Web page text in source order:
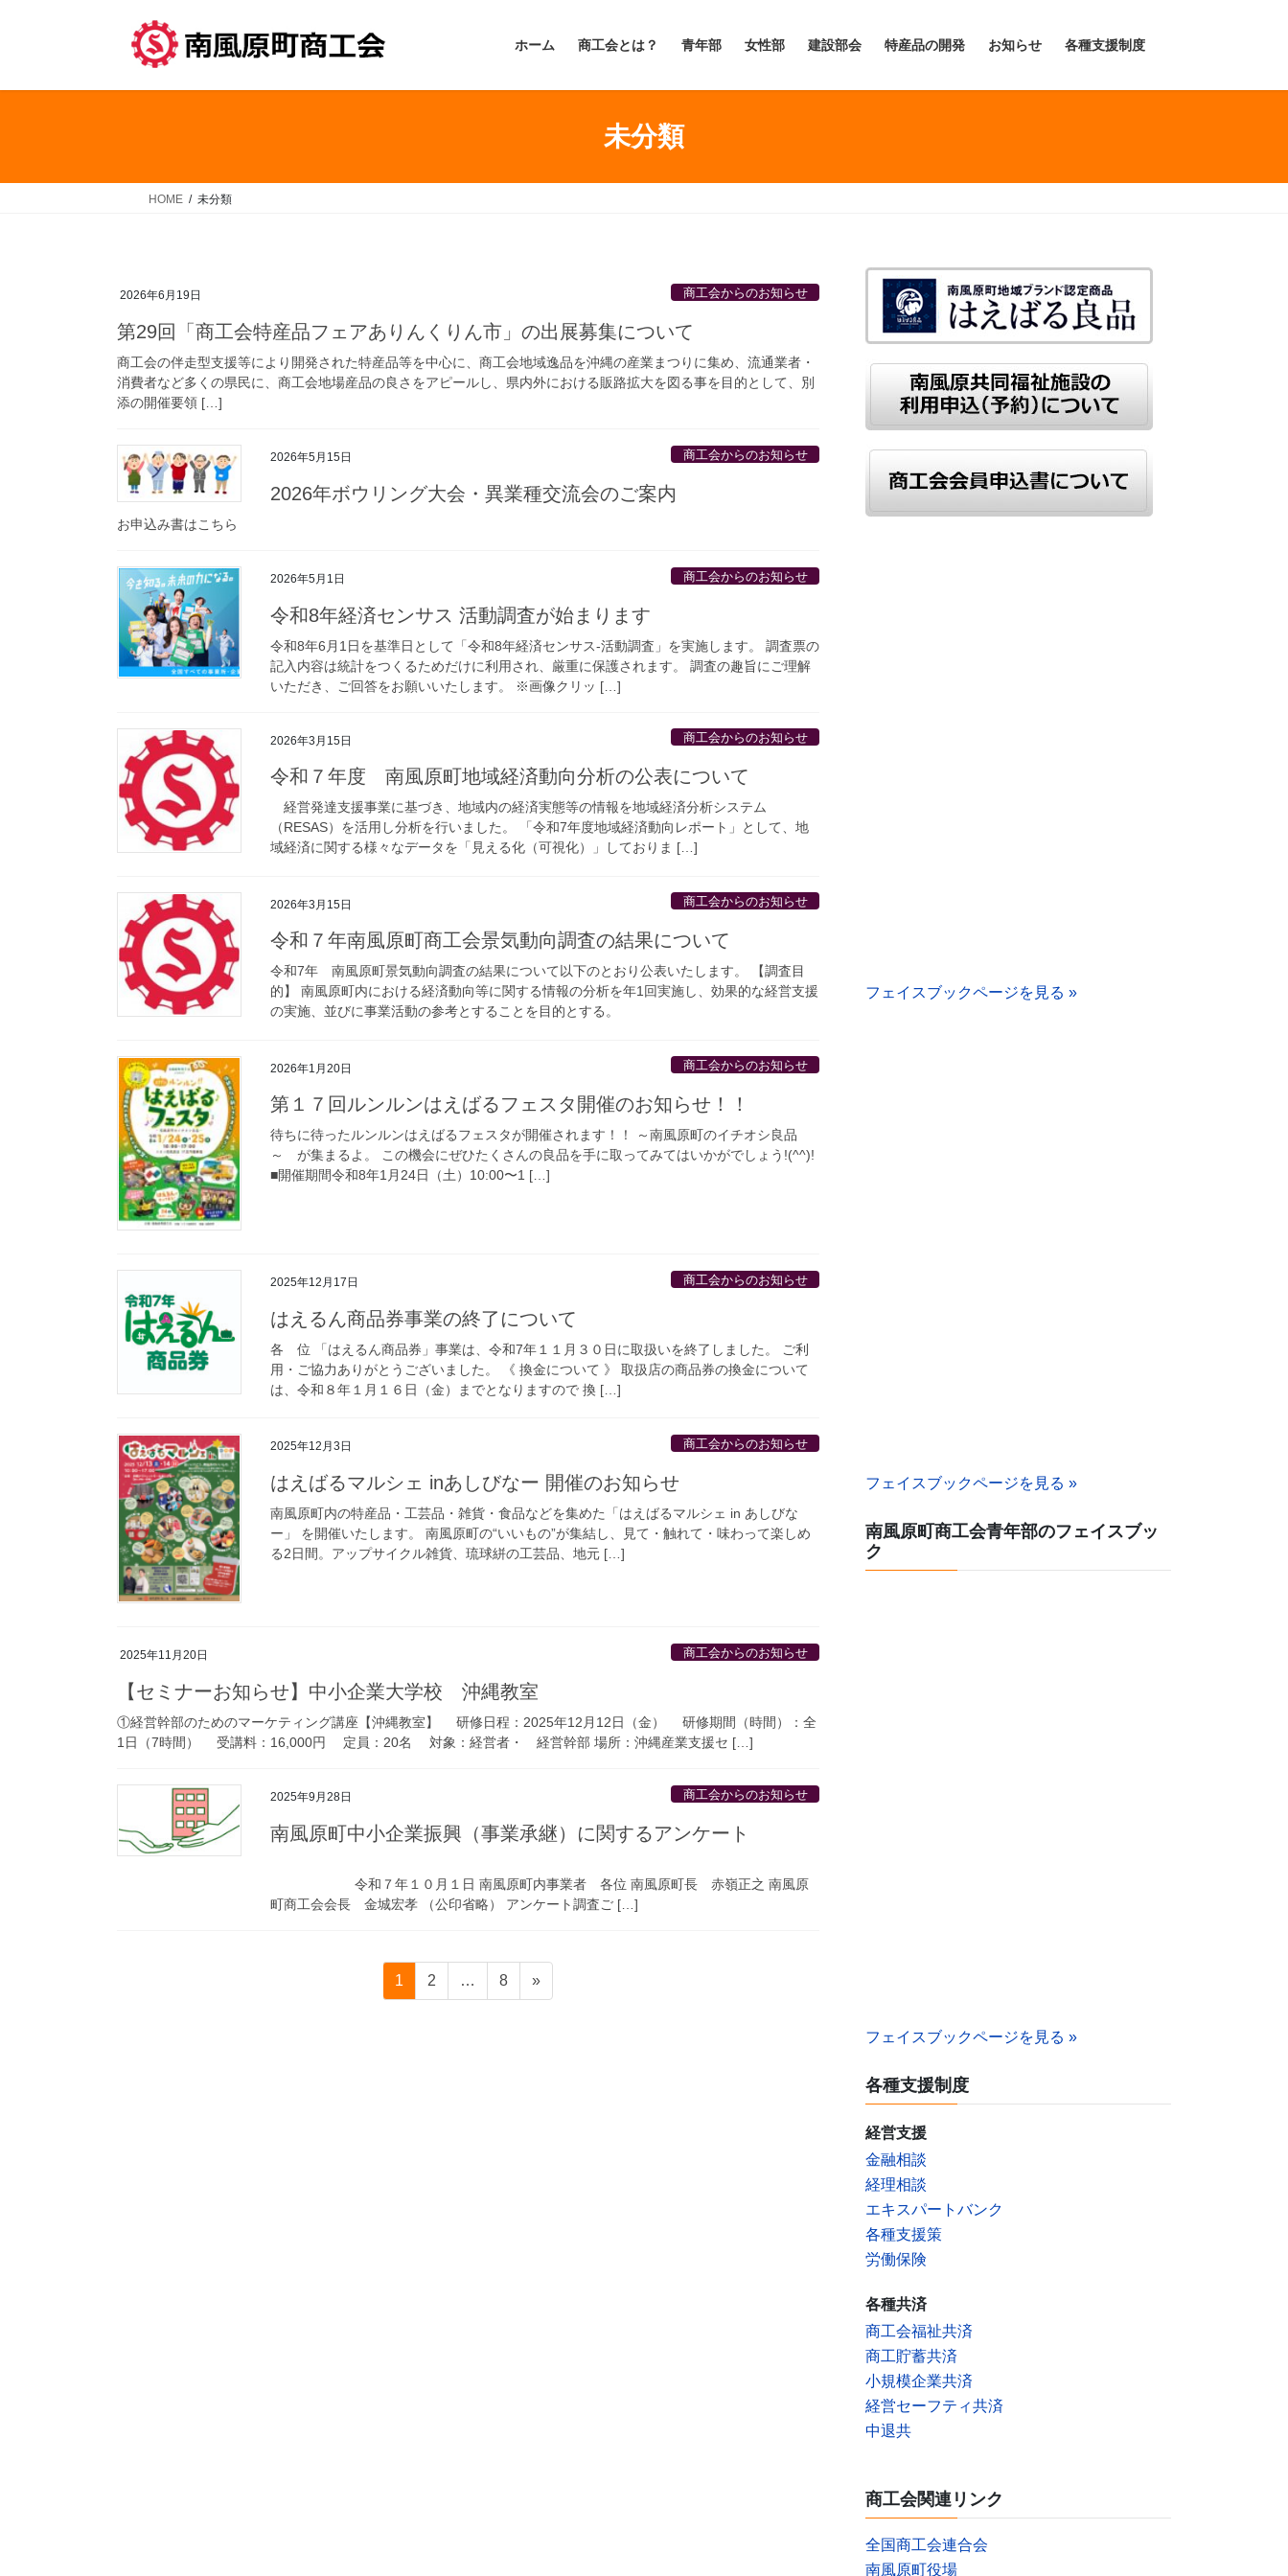
ホーム 商工会とは？ 青年部 女性部 建設部会 特産品の開発 お知らせ 各種支援制度
未分類
HOME 未分類
2026年6月19日 商工会からのお知らせ
第29回「商工会特産品フェアありんくりん市」の出展募集について
商工会の伴走型支援等により開発された特産品等を中心に、商工会地域逸品を沖縄の産業まつりに集め、流通業者・
消費者など多くの県民に、商工会地場産品の良さをアピールし、県内外における販路拡大を図る事を目的として、別
添の開催要領 […]
2026年5月15日 商工会からのお知らせ
2026年ボウリング大会・異業種交流会のご案内
お申込み書はこちら
2026年5月1日 商工会からのお知らせ
令和8年経済センサス 活動調査が始まります
令和8年6月1日を基準日として「令和8年経済センサス-活動調査」を実施します。 調査票の
記入内容は統計をつくるためだけに利用され、厳重に保護されます。 調査の趣旨にご理解
いただき、ご回答をお願いいたします。 ※画像クリッ […]
2026年3月15日 商工会からのお知らせ
令和７年度 南風原町地域経済動向分析の公表について
経営発達支援事業に基づき、地域内の経済実態等の情報を地域経済分析システム
（RESAS）を活用し分析を行いました。 「令和7年度地域経済動向レポート」として、地
域経済に関する様々なデータを「見える化（可視化）」しておりま […]
2026年3月15日 商工会からのお知らせ
令和７年南風原町商工会景気動向調査の結果について
令和7年 南風原町景気動向調査の結果について以下のとおり公表いたします。 【調査目
的】 南風原町内における経済動向等に関する情報の分析を年1回実施し、効果的な経営支援
の実施、並びに事業活動の参考とすることを目的とする。
2026年1月20日 商工会からのお知らせ
第１７回ルンルンはえばるフェスタ開催のお知らせ！！
待ちに待ったルンルンはえばるフェスタが開催されます！！ ～南風原町のイチオシ良品
～ が集まるよ。 この機会にぜひたくさんの良品を手に取ってみてはいかがでしょう!(^^)!
■開催期間令和8年1月24日（土）10:00〜1 […]
2025年12月17日 商工会からのお知らせ
はえるん商品券事業の終了について
各 位 「はえるん商品券」事業は、令和7年１１月３０日に取扱いを終了しました。 ご利
用・ご協力ありがとうございました。 《 換金について 》 取扱店の商品券の換金について
は、令和８年１月１６日（金）までとなりますので 換 […]
2025年12月3日 商工会からのお知らせ
はえばるマルシェ inあしびなー 開催のお知らせ
南風原町内の特産品・工芸品・雑貨・食品などを集めた「はえばるマルシェ in あしびな
ー」 を開催いたします。 南風原町の“いいもの”が集結し、見て・触れて・味わって楽しめ
る2日間。アップサイクル雑貨、琉球絣の工芸品、地元 […]
2025年11月20日 商工会からのお知らせ
【セミナーお知らせ】中小企業大学校 沖縄教室
①経営幹部のためのマーケティング講座【沖縄教室】 研修日程：2025年12月12日（金） 研修期間（時間）：全
1日（7時間） 受講料：16,000円 定員：20名 対象：経営者・ 経営幹部 場所：沖縄産業支援セ […]
2025年9月28日 商工会からのお知らせ
南風原町中小企業振興（事業承継）に関するアンケート
令和７年１０月１日 南風原町内事業者 各位 南風原町長 赤嶺正之 南風原
町商工会会長 金城宏孝 （公印省略） アンケート調査ご […]
固
定
1
固
定
2 …
固
定
8 »
フェイスブックページを見る »
フェイスブックページを見る »
南風原町商工会青年部のフェイスブッ
ク
フェイスブックページを見る »
各種支援制度
経営支援
金融相談
経理相談
エキスパートバンク
各種支援策
労働保険
各種共済
商工会福祉共済
商工貯蓄共済
小規模企業共済
経営セーフティ共済
中退共
商工会関連リンク
全国商工会連合会
南風原町役場